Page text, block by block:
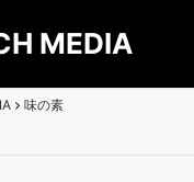
MEDIA
味の素